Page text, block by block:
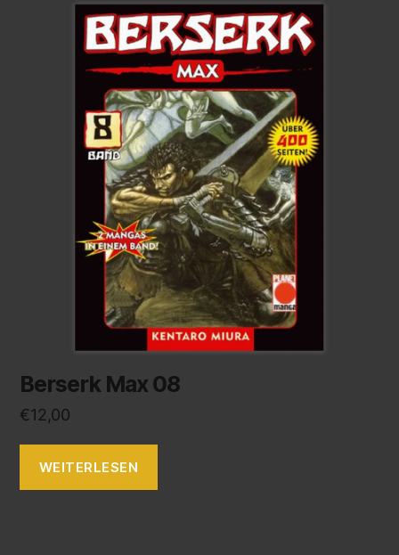
Berserk Max 08
€12,00
WEITERLESEN